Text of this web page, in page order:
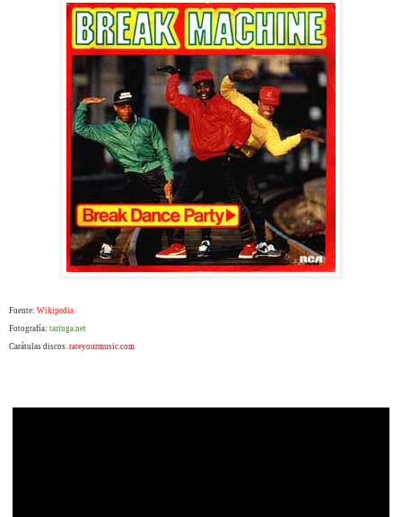
Fuente: Wikipedia
Fotografía: taringa.net
Carátulas discos rateyourmusic.com